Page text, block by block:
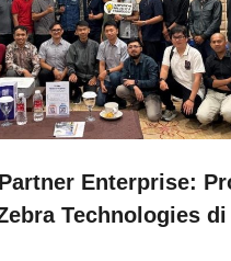
Enterprise:
Technologies di